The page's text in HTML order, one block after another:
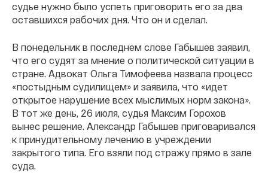
судье нужно было успеть приговорить его за два
оставшихся рабочих дня. Что он и сделал.
В понедельник в последнем слове Габышев заявил,
что его судят за мнение о политической ситуации в
стране. Адвокат Ольга Тимофеева назвала процесс
«постыдным судилищем» и заявила, что «идет
открытое нарушение всех мыслимых норм закона».
В тот же день, 26 июля, судья Максим Горохов
вынес решение. Александр Габышев приговаривался
к принудительному лечению в учреждении
закрытого типа. Его взяли под стражу прямо в зале
суда.